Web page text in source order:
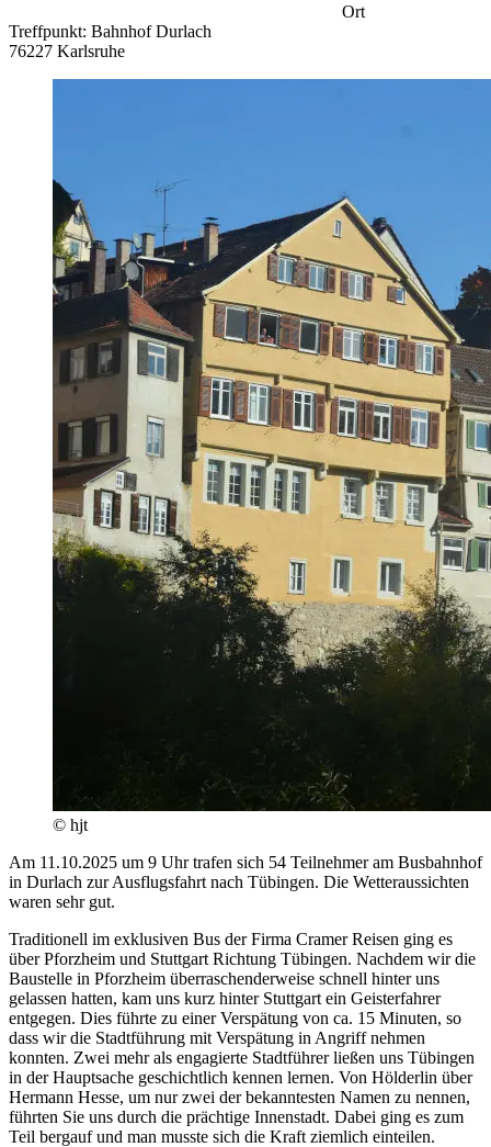
Ort
Treffpunkt: Bahnhof Durlach
76227 Karlsruhe
© hjt
Am 11.10.2025 um 9 Uhr trafen sich 54 Teilnehmer am Busbahnhof
in Durlach zur Ausflugsfahrt nach Tübingen. Die Wetteraussichten
waren sehr gut.
Traditionell im exklusiven Bus der Firma Cramer Reisen ging es
über Pforzheim und Stuttgart Richtung Tübingen. Nachdem wir die
Baustelle in Pforzheim überraschenderweise schnell hinter uns
gelassen hatten, kam uns kurz hinter Stuttgart ein Geisterfahrer
entgegen. Dies führte zu einer Verspätung von ca. 15 Minuten, so
dass wir die Stadtführung mit Verspätung in Angriff nehmen
konnten. Zwei mehr als engagierte Stadtführer ließen uns Tübingen
in der Hauptsache geschichtlich kennen lernen. Von Hölderlin über
Hermann Hesse, um nur zwei der bekanntesten Namen zu nennen,
führten Sie uns durch die prächtige Innenstadt. Dabei ging es zum
Teil bergauf und man musste sich die Kraft ziemlich einteilen.